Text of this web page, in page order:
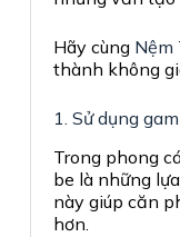
Hãy cùng Nệm
thành không
1. Sử dụng
Trong phong
be là những
này giúp căn
hơn.